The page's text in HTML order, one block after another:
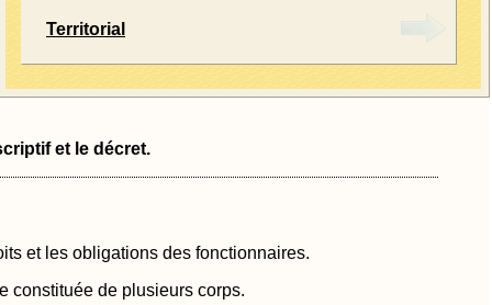
Territorial
et le décret.
et les obligations des fonctionnaires.
constituée de plusieurs corps.